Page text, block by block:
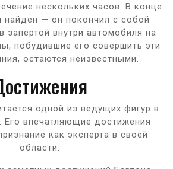
нескольких часов. В конце
найден — он покончил с собой
запертой внутри автомобиля на
побудившие его совершить эти
остаются неизвестными.
одной из ведущих фигур в
Его впечатляющие достижения
как эксперта в своей
области.